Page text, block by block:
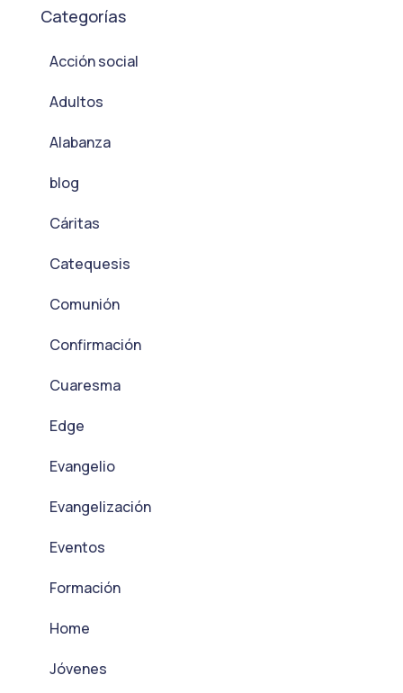
Categorías
Acción social
Adultos
Alabanza
blog
Cáritas
Catequesis
Comunión
Confirmación
Cuaresma
Edge
Evangelio
Evangelización
Eventos
Formación
Home
Jóvenes